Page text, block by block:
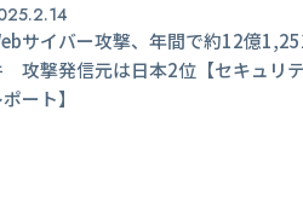
サイバー攻撃、年間で約12億
攻撃発信元は日本2位【セキュリ
ート】